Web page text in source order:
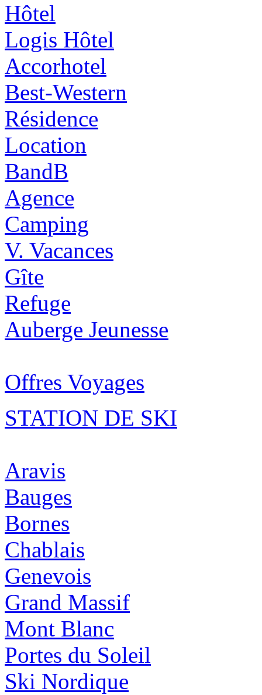
Hôtel
Logis Hôtel
Accorhotel
Best-Western
Résidence
Location
BandB
Agence
Camping
V. Vacances
Gîte
Refuge
Auberge Jeunesse
Offres Voyages
STATION DE SKI
Aravis
Bauges
Bornes
Chablais
Genevois
Grand Massif
Mont Blanc
Portes du Soleil
Ski Nordique